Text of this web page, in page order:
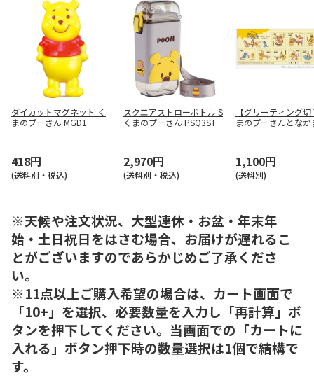
ダイカットマグネット く
まのプーさん MGD1
418円
(送料別・税込)
スクエアストローボトル S
くまのプーさん PSQ3ST
2,970円
(送料別・税込)
【グリーティング
まのプーさんとなか
1,100円
(送料別)
※天候や注文状況、大型連休・お盆・年末年
始・土日祝日をはさむ場合、お届けが遅れるこ
とがございますのであらかじめご了承くださ
い。
※11点以上ご購入希望の場合は、カート画面で
「10+」を選択、必要数量を入力し「再計算」ボ
タンを押下してください。当画面での「カートに
入れる」ボタン押下時の数量選択は1個で結構で
す。